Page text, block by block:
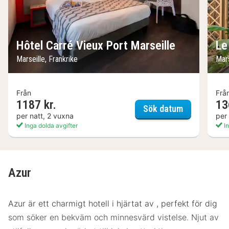
Hôtel Carré Vieux Port Marseille
Marseille, Frankrike
Från
1187 kr.
per natt, 2 vuxna
Inga dolda avgifter
Sök datumHôtel Carré
per
Azur
Azur är ett charmigt hotell i hjärtat av , perfekt för dig
som söker en bekväm och minnesvärd vistelse. Njut av